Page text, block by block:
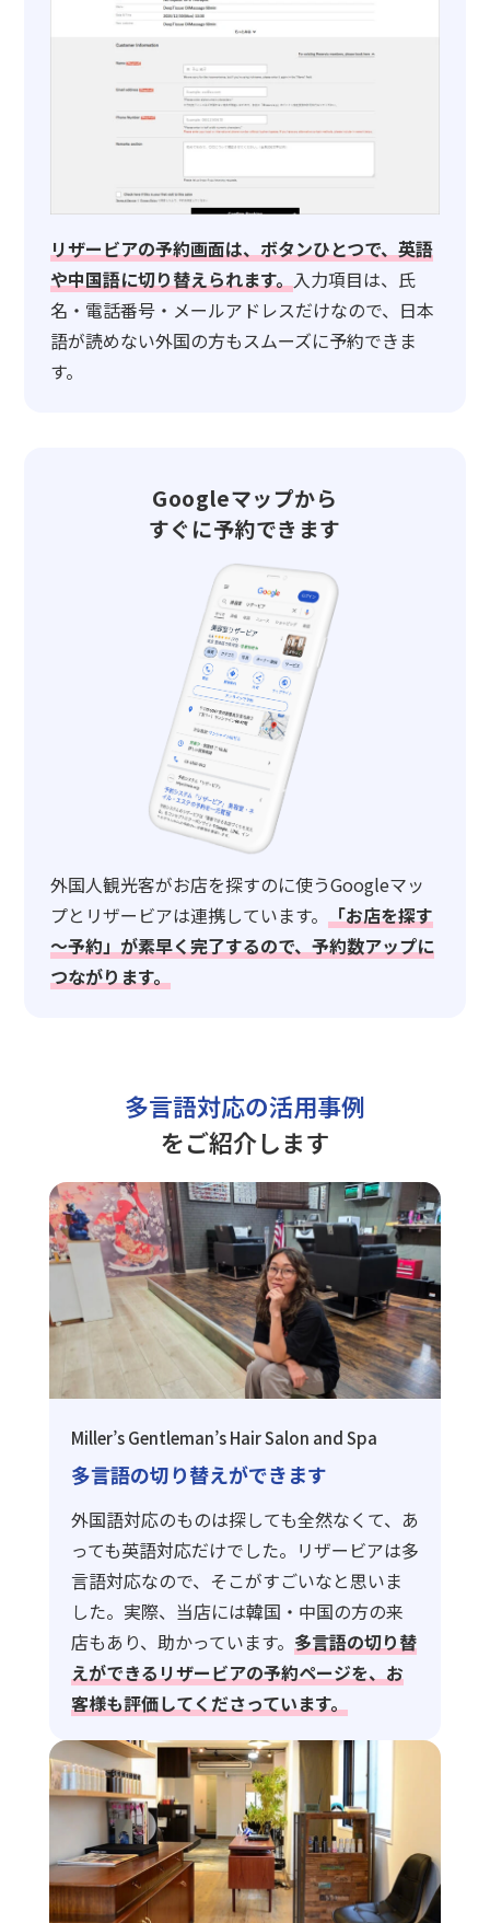
リザービアの予約画面は、ボタンひとつで、英語
や中国語に切り替えられます。入力項目は、氏
名・電話番号・メールアドレスだけなので、日本
語が読めない外国の方もスムーズに予約できま
す。
Googleマップから
すぐに予約できます
外国人観光客がお店を探すのに使うGoogleマッ
プとリザービアは連携しています。「お店を探す
～予約」が素早く完了するので、予約数アップに
つながります。
多言語対応の活用事例
をご紹介します
Miller’s Gentleman’s Hair Salon and Spa
多言語の切り替えができます
外国語対応のものは探しても全然なくて、あ
っても英語対応だけでした。リザービアは多
言語対応なので、そこがすごいなと思いま
した。実際、当店には韓国・中国の方の来
店もあり、助かっています。 多言語の切り替
えができるリザービアの予約ページを、お
客様も評価してくださっています。